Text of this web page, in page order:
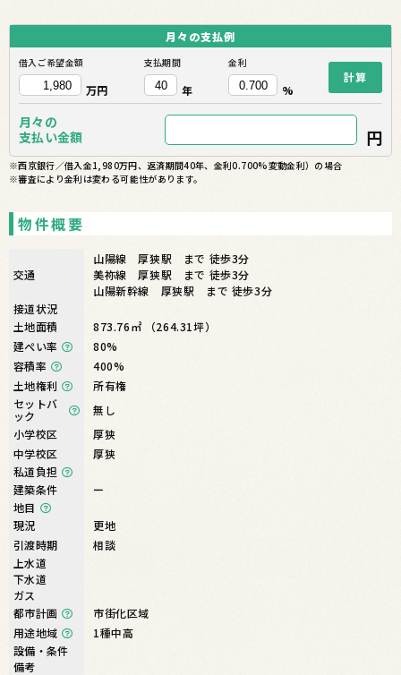
月々の支払例
借入ご希望金額
万円
支払期間
年
金利
%
計算
月々の
支払い金額
円
※西京銀行／借入金1,980万円、返済期間40年、金利0.700%変動金利）の場合
※審査により金利は変わる可能性があります。
物件概要
交通
山陽線 厚狭駅 まで 徒歩3分
美祢線 厚狭駅 まで 徒歩3分
山陽新幹線 厚狭駅 まで 徒歩3分
接道状況
土地面積
873.76㎡ （264.31坪）
建ぺい率
80%
容積率
400%
土地権利
所有権
セットバ
ック
無し
小学校区
厚狭
中学校区
厚狭
私道負担
建築条件
ー
地目
現況
更地
引渡時期
相談
上水道
下水道
ガス
都市計画
市街化区域
用途地域
1種中高
設備・条件
備考